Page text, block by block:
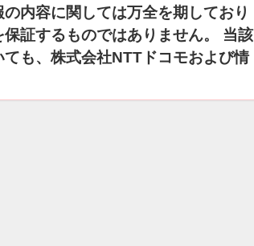
内容に関しては万全を期しており
証するものではありません。 当該
も、株式会社NTTドコモおよび情